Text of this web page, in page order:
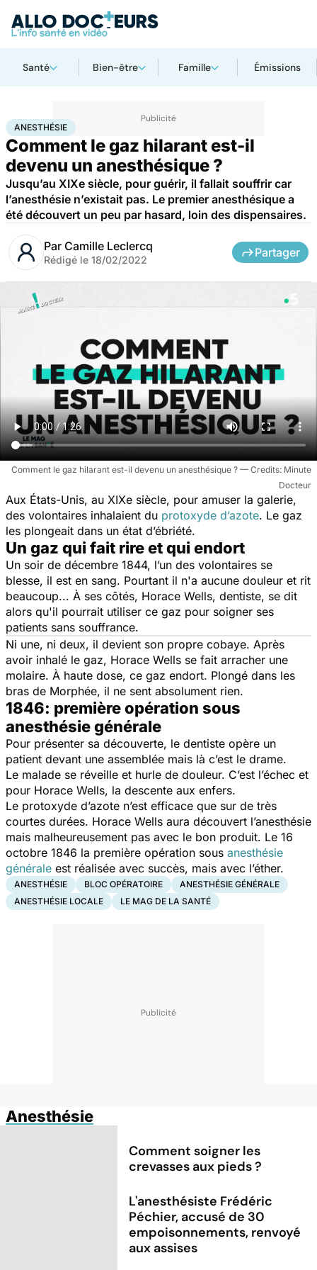
Santé Bien-être Famille Émissions
AccueilSantéAnesthésie
ANESTHÉSIE
Comment le gaz hilarant est-il
devenu un anesthésique ?
Jusqu’au XIXe siècle, pour guérir, il fallait souffrir car
l’anesthésie n’existait pas. Le premier anesthésique a
été découvert un peu par hasard, loin des dispensaires.
Par Camille Leclercq
Rédigé le 18/02/2022
Partager
Comment le gaz hilarant est-il devenu un anesthésique ?
Minute
Docteur
Aux États-Unis, au XIXe siècle, pour amuser la galerie,
des volontaires inhalaient du protoxyde d’azote. Le gaz
les plongeait dans un état d’ébriété.
Un gaz qui fait rire et qui endort
Un soir de décembre 1844, l’un des volontaires se
blesse, il est en sang. Pourtant il n'a aucune douleur et rit
beaucoup... À ses côtés, Horace Wells, dentiste, se dit
alors qu'il pourrait utiliser ce gaz pour soigner ses
patients sans souffrance.
Ni une, ni deux, il devient son propre cobaye. Après
avoir inhalé le gaz, Horace Wells se fait arracher une
molaire. À haute dose, ce gaz endort. Plongé dans les
bras de Morphée, il ne sent absolument rien.
1846: première opération sous
anesthésie générale
Pour présenter sa découverte, le dentiste opère un
patient devant une assemblée mais là c’est le drame.
Le malade se réveille et hurle de douleur. C’est l’échec et
pour Horace Wells, la descente aux enfers.
Le protoxyde d’azote n’est efficace que sur de très
courtes durées. Horace Wells aura découvert l’anesthésie
mais malheureusement pas avec le bon produit. Le 16
octobre 1846 la première opération sous anesthésie
générale est réalisée avec succès, mais avec l’éther.
ANESTHÉSIE BLOC OPÉRATOIRE
ANESTHÉSIE GÉNÉRALE
ANESTHÉSIE LOCALE
LE MAG DE LA SANTÉ
Anesthésie
Comment soigner les
crevasses aux pieds ?
L'anesthésiste Frédéric
Péchier, accusé de 30
empoisonnements, renvoyé
aux assises